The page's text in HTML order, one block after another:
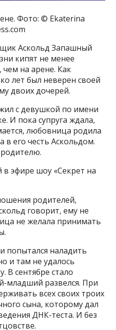
Фото: © Ekaterina
Аскольд Запашный
кипят не менее
чем на арене. Как
лет был неверен своей
двоих дочерей.
с девушкой по имени
И пока супруга ждала,
любовница родила
в его честь Аскольдом.
эфире шоу «Секрет на
родителей,
говорит, ему не
не желала принимать
попытался наладить
и там не удалось
В сентябре стало
младший развелся. При
всех своих троих
сына, которому дал
ДНК-теста. И без